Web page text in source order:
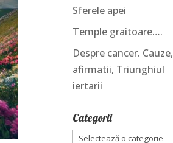
Sferele apei
Temple graitoare….
Despre cancer. Cauze,
afirmatii, Triunghiul
iertarii
Categorii
Categorii